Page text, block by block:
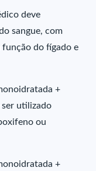
deve
sangue, com
função do fígado e
+
ser utilizado
ou
+